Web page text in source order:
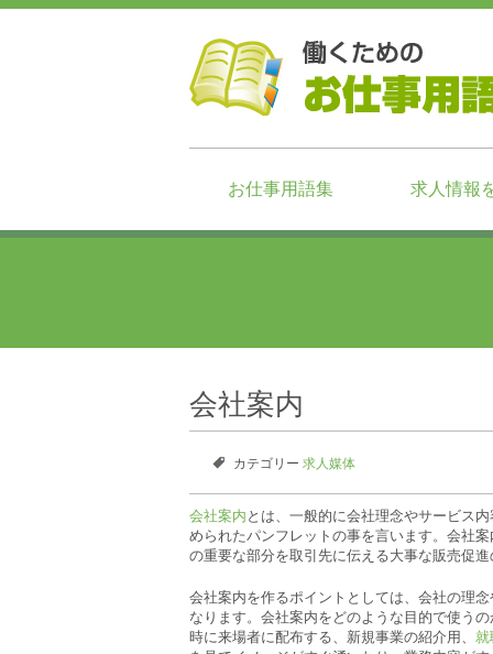
お仕事用語集 求人情報
会社案内
カテゴリー 求人媒体
会社案内とは、一般的に会社理念やサービス
められたパンフレットの事を言います。会社
の重要な部分を取引先に伝える大事な販売促進
会社案内を作るポイントとしては、会社の理
なります。会社案内をどのような目的で使う
時に来場者に配布する、新規事業の紹介用、 就